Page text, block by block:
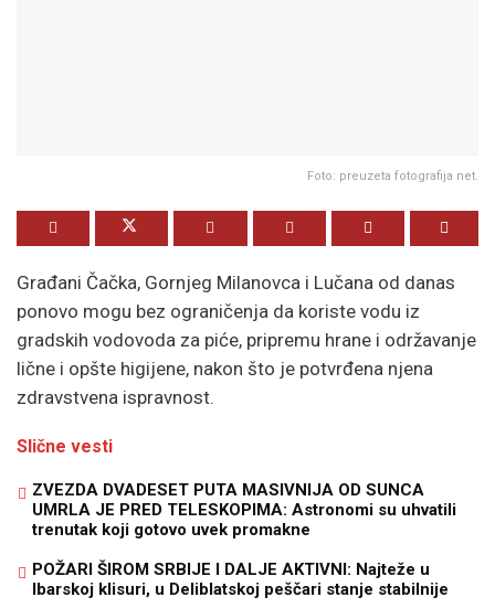
Foto: preuzeta fotografija net.
Građani Čačka, Gornjeg Milanovca i Lučana od danas
ponovo mogu bez ograničenja da koriste vodu iz
gradskih vodovoda za piće, pripremu hrane i održavanje
lične i opšte higijene, nakon što je potvrđena njena
zdravstvena ispravnost.
Slične vesti
ZVEZDA DVADESET PUTA MASIVNIJA OD SUNCA
UMRLA JE PRED TELESKOPIMA: Astronomi su uhvatili
trenutak koji gotovo uvek promakne
POŽARI ŠIROM SRBIJE I DALJE AKTIVNI: Najteže u
Ibarskoj klisuri, u Deliblatskoj peščari stanje stabilnije